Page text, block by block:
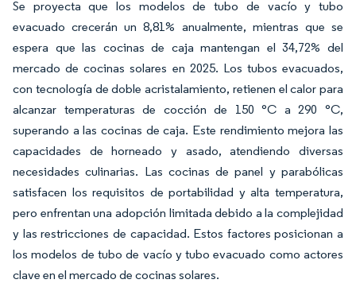
Se proyecta que los modelos de tubo de vacío y tubo
evacuado crecerán un 8,81% anualmente, mientras que se
espera que las cocinas de caja mantengan el 34,72% del
mercado de cocinas solares en 2025. Los tubos evacuados,
con tecnología de doble acristalamiento, retienen el calor para
alcanzar temperaturas de cocción de 150 °C a 290 °C,
superando a las cocinas de caja. Este rendimiento mejora las
capacidades de horneado y asado, atendiendo diversas
necesidades culinarias. Las cocinas de panel y parabólicas
satisfacen los requisitos de portabilidad y alta temperatura,
pero enfrentan una adopción limitada debido a la complejidad
y las restricciones de capacidad. Estos factores posicionan a
los modelos de tubo de vacío y tubo evacuado como actores
clave en el mercado de cocinas solares.